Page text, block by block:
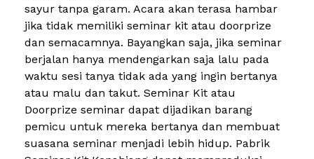
sayur tanpa garam. Acara akan terasa hambar
jika tidak memiliki seminar kit atau doorprize
dan semacamnya. Bayangkan saja, jika seminar
berjalan hanya mendengarkan saja lalu pada
waktu sesi tanya tidak ada yang ingin bertanya
atau malu dan takut. Seminar Kit atau
Doorprize seminar dapat dijadikan barang
pemicu untuk mereka bertanya dan membuat
suasana seminar menjadi lebih hidup. Pabrik